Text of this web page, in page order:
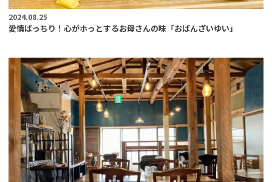
2024.08.25
愛情ばっちり！心がホっとするお母さんの味「おばんざいゆい」